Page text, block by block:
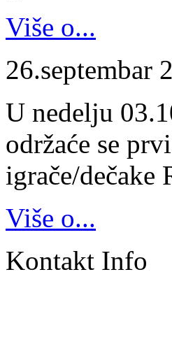
Više o...
26.septembar
U nedelju
održaće se
igrače/dečake
Više o...
Kontakt Info